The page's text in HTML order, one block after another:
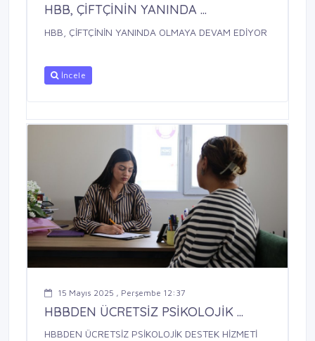
HBB, ÇİFTÇİNİN YANINDA ...
HBB, ÇİFTÇİNİN YANINDA OLMAYA DEVAM EDİYOR
İncele
15 Mayıs 2025 , Perşembe 12:37
HBBDEN ÜCRETSİZ PSİKOLOJİK ...
HBBDEN ÜCRETSİZ PSİKOLOJİK DESTEK HİZMETİ